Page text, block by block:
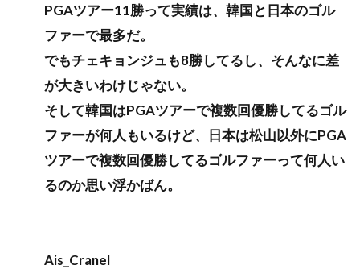
PGAツアー11勝って実績は、韓国と日本のゴル
ファーで最多だ。
でもチェキョンジュも8勝してるし、そんなに差
が大きいわけじゃない。
そして韓国はPGAツアーで複数回優勝してるゴル
ファーが何人もいるけど、日本は松山以外にPGA
ツアーで複数回優勝してるゴルファーって何人い
るのか思い浮かばん。
Ais_Cranel